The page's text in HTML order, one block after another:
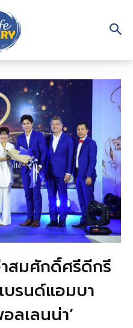
สมศักดิ์ศรีดีกรี
บรนด์แอมบา
ลเลนน่า’